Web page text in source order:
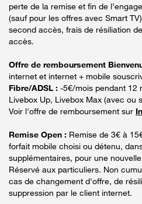
perte de la remise et fin de
(sauf pour les offres avec Smart
second accès, frais de résiliation
accès.
Offre de remboursement
internet et internet + mobile
Fibre/ADSL : -5€/mois pendant 12
Livebox Up, Livebox Max (avec ou
Voir l'offre de remboursement sur
Remise Open : Remise de 3€ à
forfait mobile choisi ou détenu,
supplémentaires, pour une
Réservé aux particuliers. Non
cas de changement d'offre, de
suppression par le client internet.